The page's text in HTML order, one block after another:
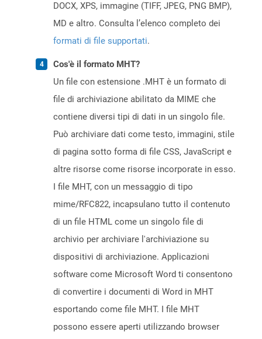
DOCX, XPS, immagine (TIFF, JPEG, PNG BMP),
MD e altro. Consulta l’elenco completo dei
formati di file supportati.
Cos'è il formato MHT?
Un file con estensione .MHT è un formato di
file di archiviazione abilitato da MIME che
contiene diversi tipi di dati in un singolo file.
Può archiviare dati come testo, immagini, stile
di pagina sotto forma di file CSS, JavaScript e
altre risorse come risorse incorporate in esso.
I file MHT, con un messaggio di tipo
mime/RFC822, incapsulano tutto il contenuto
di un file HTML come un singolo file di
archivio per archiviare l'archiviazione su
dispositivi di archiviazione. Applicazioni
software come Microsoft Word ti consentono
di convertire i documenti di Word in MHT
esportando come file MHT. I file MHT
possono essere aperti utilizzando browser